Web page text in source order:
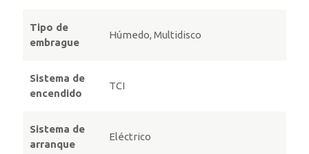
Tipo de
embrague
Húmedo, Multidisco
Sistema de
encendido
TCI
Sistema de
arranque
Eléctrico